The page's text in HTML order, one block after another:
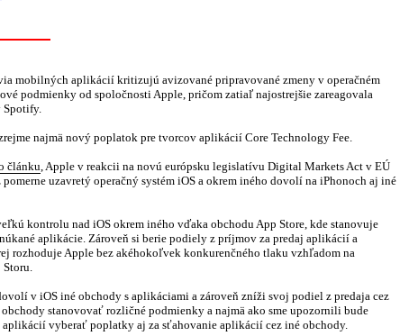
mobilných aplikácií kritizujú avizované pripravované zmeny v operačném
podmienky od spoločnosti Apple, pričom zatiaľ najostrejšie zareagovala
Spotify.
najmä nový poplatok pre tvorcov aplikácií Core Technology Fee.
článku, Apple v reakcii na novú európsku legislatívu Digital Markets Act v EÚ
uzavretý operačný systém iOS a okrem iného dovolí na iPhonoch aj iné
kontrolu nad iOS okrem iného vďaka obchodu App Store, kde stanovuje
aplikácie. Zároveň si berie podiely z príjmov za predaj aplikácií a
rozhoduje Apple bez akéhokoľvek konkurenčného tlaku vzhľadom na
Storu.
v iOS iné obchody s aplikáciami a zároveň zníži svoj podiel z predaja cez
obchody stanovovať rozličné podmienky a najmä ako sme upozornili bude
vyberať poplatky aj za sťahovanie aplikácií cez iné obchody.